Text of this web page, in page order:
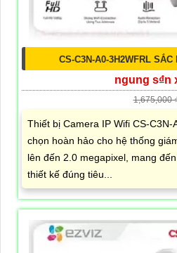
CS-C3N-A0-3H2WFRL
ngung s₫n
1,675,000
Thiết bị Camera IP Wifi CS-C3N-
chọn hoàn hảo cho hệ thống
lên đến 2.0 megapixel, mang
thiết kế đúng tiêu...